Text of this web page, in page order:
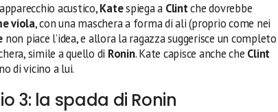
acustico,Katespiega a Clintche dovrebbe
viola, con una maschera a forma di ali (proprio come nei
non piace l’idea, e allora la ragazza suggerisce un completo
simile a quello di Ronin. Kate capisce anche che Clint
di vicino a lui.
3: la spada di Ronin